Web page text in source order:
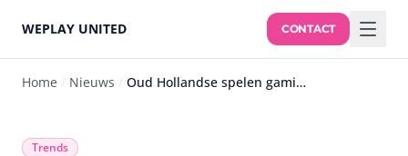
WEPLAY UNITED CONTACT
Home / Nieuws / Oud Hollandse spelen gamified: waarom dit format aanslaat in 2026
Trends